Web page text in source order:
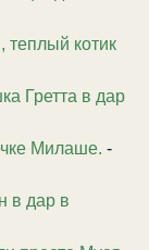
теплый котик
Гретта в дар
Милаше. -
в дар в